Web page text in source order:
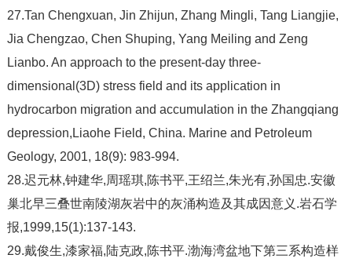
27.Tan Chengxuan, Jin Zhijun, Zhang Mingli, Tang Liangjie,
Jia Chengzao, Chen Shuping, Yang Meiling and Zeng
Lianbo. An approach to the present-day three-
dimensional(3D) stress field and its application in
hydrocarbon migration and accumulation in the Zhangqiang
depression,Liaohe Field, China. Marine and Petroleum
Geology, 2001, 18(9): 983-994.
28.迟元林,钟建华,周瑶琪,陈书平,王绍兰,朱光有,孙国忠.安徽
巢北早三叠世南陵湖灰岩中的灰涌构造及其成因意义.岩石学
报,1999,15(1):137-143.
29.戴俊生,漆家福,陆克政,陈书平.渤海湾盆地下第三系构造样